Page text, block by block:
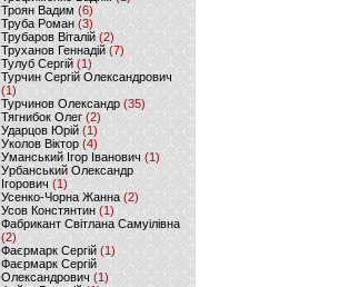
Троян Вадим (6)
Труба Роман(3)
Трубаров Віталій (2)
Труханов Геннадій (7)
Тулуб Сергій(1)
Турчин Сергій Олександрович
(1)
Турчинов Олександр(35)
Тягнибок Олег (2)
Ударцов Юрій (1)
Уколов Віктор(4)
Уманський Ігор Іванович(1)
Урбанський Олександр
Ігорович (1)
Усенко-Чорна Жанна (2)
Усов Констянтин(1)
Фабрикант Світлана Самуілівна
(2)
Фаєрмарк Сергій(1)
Фаєрмарк Сергій
Олександрович (1)